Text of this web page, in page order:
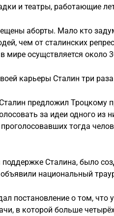
и театры, работающие
аборты. Мало кто
чем от сталинских
мире осущствляется около
карьеры Сталин три
предложил Троцкому
за идеи одного из
тогда
поддержке Сталина, было
национальный
постановление о том,
в которой больше